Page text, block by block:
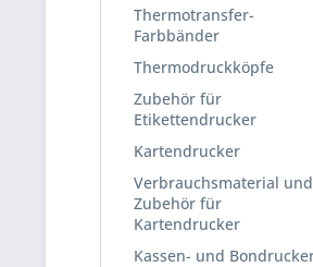
Thermotransfer-
Farbbänder
Thermodruckköpfe
Zubehör für
Etikettendrucker
Kartendrucker
Verbrauchsmaterial und
Zubehör für
Kartendrucker
Kassen- und